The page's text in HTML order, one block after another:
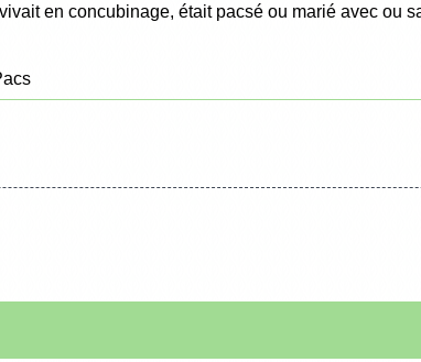
en concubinage, était pacsé ou marié avec ou